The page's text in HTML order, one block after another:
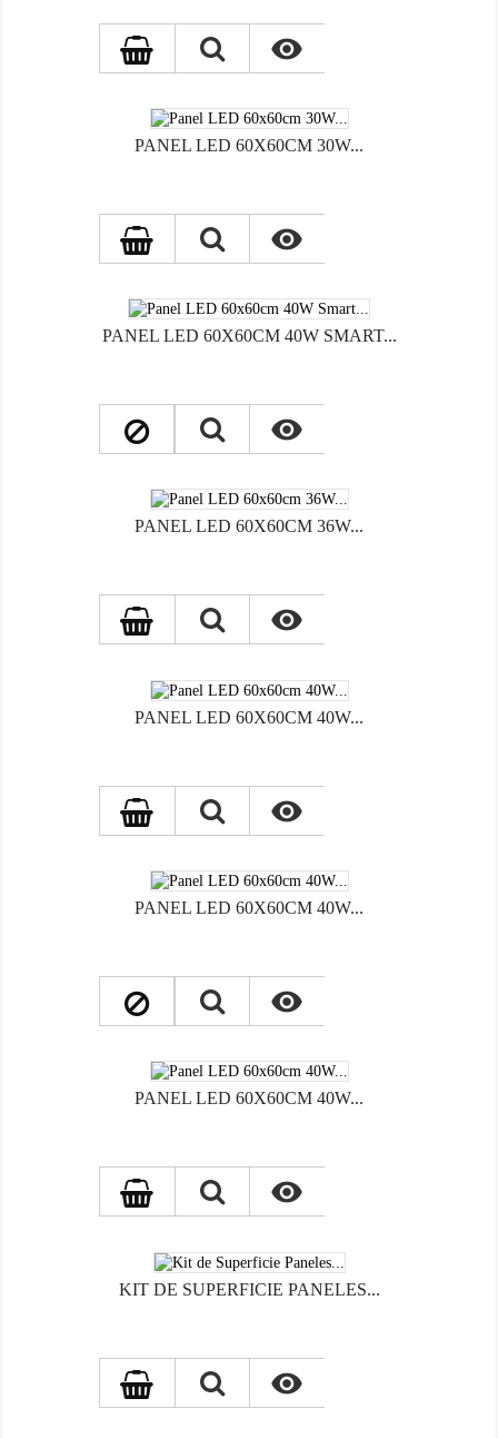

PANEL LED 60X60CM 30W...

PANEL LED 60X60CM 40W SMART...

PANEL LED 60X60CM 36W...

PANEL LED 60X60CM 40W...

PANEL LED 60X60CM 40W...

PANEL LED 60X60CM 40W...

KIT DE SUPERFICIE PANELES...
